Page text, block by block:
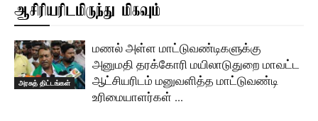
ஆசிரியரிடமிருந்து மிகவும்
அரசுத் திட்டங்கள்
மணல் அள்ள மாட்டுவண்டிகளுக்கு
அனுமதி தரக்கோரி மயிலாடுதுறை மாவட்ட
ஆட்சியரிடம் மனுவளித்த மாட்டுவண்டி
உரிமையாளர்கள் …